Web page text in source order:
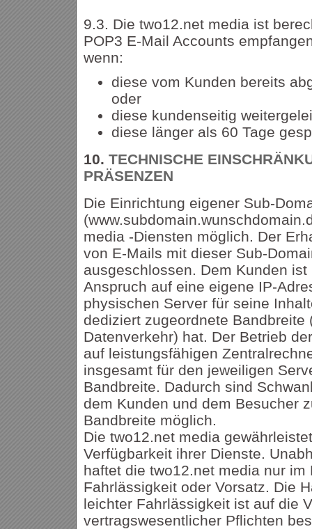
9.3. Die two12.net media ist
POP3 E-Mail Accounts
wenn:
diese vom Kunden bereits
oder
diese kundenseitig
diese länger als 60 Tage
10. TECHNISCHE
PRÄSENZEN
Die Einrichtung eigener Sub-
media -Diensten möglich. Der
von E-Mails mit dieser Sub-
ausgeschlossen. Dem Kunden
Anspruch auf eine eigene IP-
physischen Server für seine
dediziert zugeordnete Bandbreite
Datenverkehr) hat. Der Betrieb
auf leistungsfähigen
insgesamt für den jeweiligen
Bandbreite. Dadurch sind
dem Kunden und dem Besucher
Bandbreite möglich.
Die two12.net media
Verfügbarkeit ihrer Dienste.
haftet die two12.net media nur im
Fahrlässigkeit oder Vorsatz. Die
leichter Fahrlässigkeit ist auf die
vertragswesentlicher Pflichten